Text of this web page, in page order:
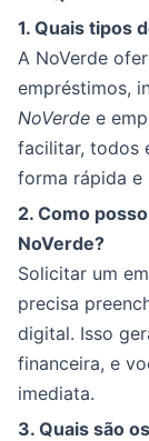
1. Quais tipos
A NoVerde
empréstimos,
NoVerde e
facilitar, todos
forma rápida e
2. Como
NoVerde?
Solicitar um
precisa
digital. Isso
financeira, e
imediata.
3. Quais são